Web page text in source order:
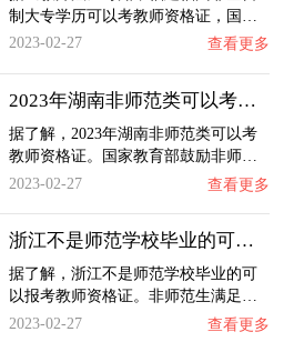
制大专学历可以考教师资格证，国…
2023-02-27
查看更多
2023年湖南非师范类可以考教师资格证吗？
据了解，2023年湖南非师范类可以考
教师资格证。国家教育部鼓励非师…
2023-02-27
查看更多
浙江不是师范学校毕业的可以报考教师资格证吗…
据了解，浙江不是师范学校毕业的可
以报考教师资格证。非师范生满足…
2023-02-27
查看更多